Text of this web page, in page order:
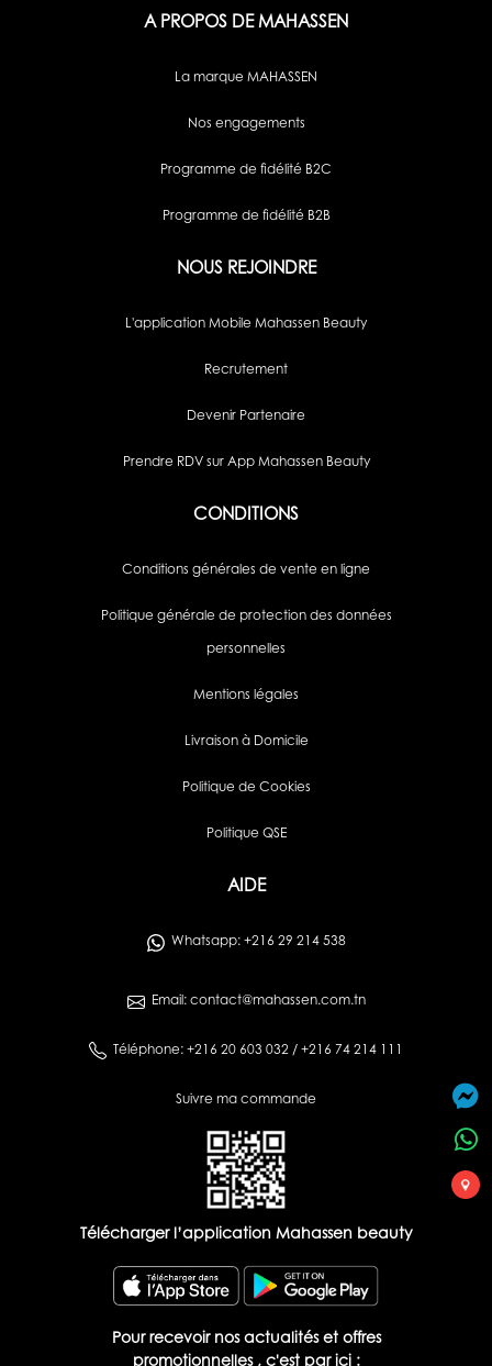
A PROPOS DE MAHASSEN
La marque MAHASSEN
Nos engagements
Programme de fidélité B2C
Programme de fidélité B2B
NOUS REJOINDRE
L'application Mobile Mahassen Beauty
Recrutement
Devenir Partenaire
Prendre RDV sur App Mahassen Beauty
CONDITIONS
Conditions générales de vente en ligne
Politique générale de protection des données
personnelles
Mentions légales
Livraison à Domicile
Politique de Cookies
Politique QSE
AIDE
Whatsapp: +216 29 214 538
Email: contact@mahassen.com.tn
Téléphone: +216 20 603 032 / +216 74 214 111
Suivre ma commande
Télécharger l’application Mahassen beauty
Pour recevoir nos actualités et offres
promotionnelles , c'est par ici :